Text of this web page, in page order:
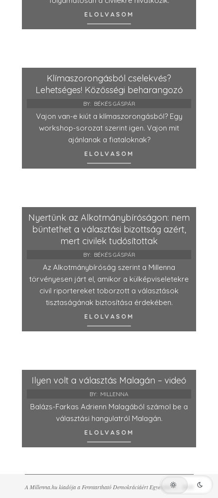
ELOLVASOM
Klímaszorongásból cselekvés?
Lehetséges! Közösségi beharangozó
BY: BÉKÉS GÁSPÁR
Vajon van-e kiút a klímaszorongásból? Egy
workshop-sorozat szerint igen. Vajon mit
ajánlanak a fiataloknak?
ELOLVASOM
Nyertünk az Alkotmánybíróságon: nem
büntethet a választási bizottság azért,
mert civilek tudósítottak
BY: BÉKÉS GÁSPÁR
Az Alkotmánybíróság szerint a Millenna
törvényesen járt el, amikor a külképviseletekre
civil riportereket toborzott a választások
tisztaságának biztosítása érdekében.
ELOLVASOM
Ilyen volt a választás Malagán – videó
BY: MILLENNA
Balázs-Farkas Adrienn Malagából számol be a
választási hangulatról Malagán.
ELOLVASOM
A Millenna.hu kiadója a Fenntartható Demokráciáért Egyesület © - 2026